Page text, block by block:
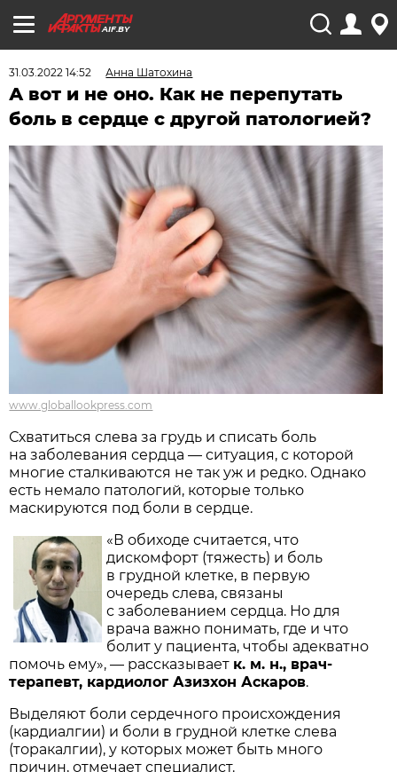
AIF.BY
31.03.2022 14:52 Анна Шатохина
А вот и не оно. Как не перепутать
боль в сердце с другой патологией?
www.globallookpress.com
Схватиться слева за грудь и списать боль
на заболевания сердца — ситуация, с которой
многие сталкиваются не так уж и редко. Однако
есть немало патологий, которые только
маскируются под боли в сердце.
«В обиходе считается, что
дискомфорт (тяжесть) и боль
в грудной клетке, в первую
очередь слева, связаны
с заболеванием сердца. Но для
врача важно понимать, где и что
болит у пациента, чтобы адекватно
помочь ему», — рассказывает к. м. н., врач-
терапевт, кардиолог Азизхон Аскаров.
Выделяют боли сердечного происхождения
(кардиалгии) и боли в грудной клетке слева
(торакалгии), у которых может быть много
причин, отмечает специалист.